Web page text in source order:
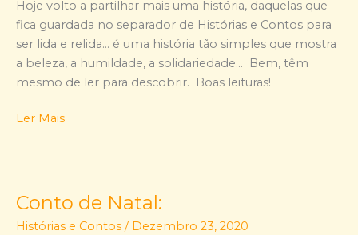
Hoje volto a partilhar mais uma história, daquelas que
fica guardada no separador de Histórias e Contos para
ser lida e relida… é uma história tão simples que mostra
a beleza, a humildade, a solidariedade… Bem, têm
mesmo de ler para descobrir. Boas leituras!
Ler Mais
Conto de Natal:
Histórias e Contos / Dezembro 23, 2020
Conto
de